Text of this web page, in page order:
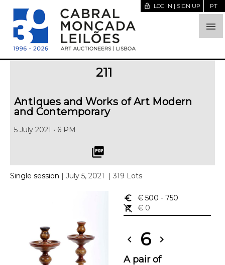

lock_open LOG IN | SIGN UP PT
211
Antiques and Works of Art Modern
and Contemporary
5 July 2021 • 6 PM
picture_as_pdf
Single session | July 5, 2021 | 319 Lots
euro_symbol € 500 - 750
remove_shopping_cart
€ 0
chevron_left 6 chevron_right
A pair of